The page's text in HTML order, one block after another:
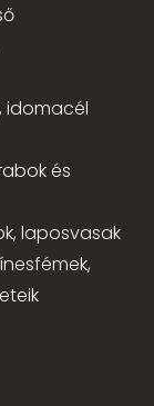
idomacél
és
laposvasak